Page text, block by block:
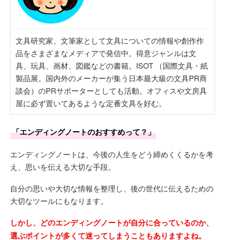
文具研究家、文筆家として文具についての情報や創作作
品をさまざまなメディアで発信中。得意ジャンルは文
具、玩具、画材、図鑑などの書籍。ISOT （国際文具・紙
製品展。国内外のメーカーが集う日本最大級の文具PR商
談会）のPRサポーターとしても活動。オフィスや文房具
屋に必ず置いてあるような定番文具を好む。
「エンディングノートのおすすめって？」
エンディングノートは、今後の人生をどう締めくくるかを考
え、思いを伝える大切な手段。
自分の思いや大切な情報を整理し、後の世代に伝えるための
大切なツールにもなります。
しかし、どのエンディングノートが自分に合っているのか、
選ぶポイントが多くて迷ってしまうこともありますよね。